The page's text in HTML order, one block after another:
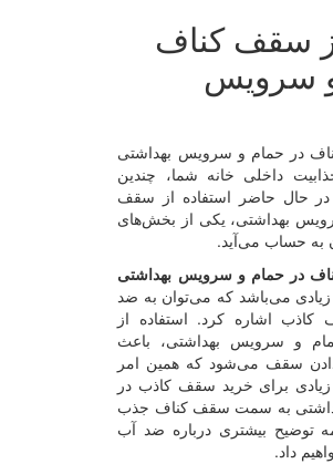
سقف کناف
سرویس
در حمام و سرویس بهداشتی
داخلی خانه شما، چندین
در حال حاضر استفاده از سقف
بهداشتی، یکی از بخش‌های
به حساب می‌آید.
در حمام و سرویس بهداشتی
زیادی می‌باشد که می‌توان به ضد
اشاره کرد. استفاده از
و سرویس بهداشتی، باعث
سقف می‌شود که همین امر
زیادی برای خرید سقف کاذب در
به سمت سقف کناف جذب
توضیح بیشتری درباره ضد آب
داد.